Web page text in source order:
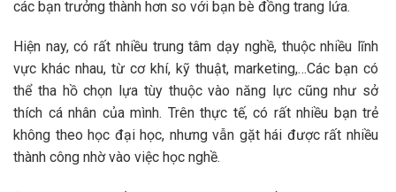
các bạn trưởng thành hơn so với bạn bè đồng trang lứa.
Hiện nay, có rất nhiều trung tâm dạy nghề, thuộc nhiều lĩnh
vực khác nhau, từ cơ khí, kỹ thuật, marketing,…Các bạn có
thể tha hồ chọn lựa tùy thuộc vào năng lực cũng như sở
thích cá nhân của mình. Trên thực tế, có rất nhiều bạn trẻ
không theo học đại học, nhưng vẫn gặt hái được rất nhiều
thành công nhờ vào việc học nghề.